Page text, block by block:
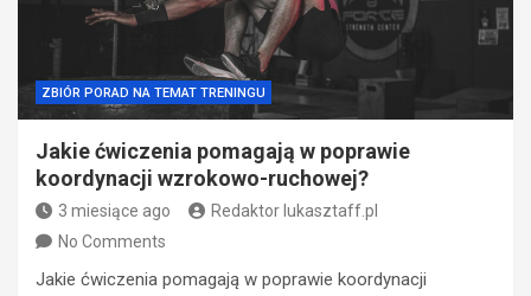
ZBIÓR PORAD NA TEMAT TRENINGU
Jakie ćwiczenia pomagają w poprawie
koordynacji wzrokowo-ruchowej?
3 miesiące ago
Redaktor lukasztaff.pl
No Comments
Jakie ćwiczenia pomagają w poprawie koordynacji